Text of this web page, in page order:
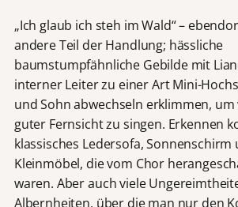
„Ich glaub ich steh im Wald“ –
andere Teil der Handlung; hässliche
baumstumpfähnliche Gebilde mit
interner Leiter zu einer Art Mini-
und Sohn abwechseln erklimmen,
guter Fernsicht zu singen. Erkennen
klassisches Ledersofa, Sonnenschirm
Kleinmöbel, die vom Chor
waren. Aber auch viele
Albernheiten, über die man nur den